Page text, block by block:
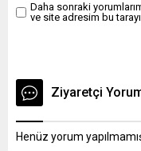
Daha sonraki
ve site adresim bu
Ziyaretçi
Henüz yorum